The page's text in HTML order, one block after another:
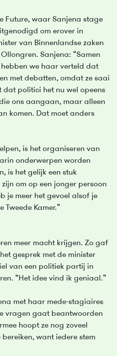
Future, waar Sanjena stage
om erover in
van Binnenlandse zaken
Sanjena: “Samen
we haar verteld dat
met debatten, omdat ze saai
dat politici het nu wel opeens
ons aangaan, maar alleen
komen. Dat moet anders
is het organiseren van
onderwerpen worden
is het gelijk een stuk
om op een jonger persoon
je meer het gevoel alsof je
Kamer.”
meer macht krijgen. Zo gaf
gesprek met de minister
van een politiek partij in
“Het idee vind ik geniaal.”
met haar mede-stagiaires
vragen gaat beantwoorden
hoopt ze nog zoveel
want iedere stem